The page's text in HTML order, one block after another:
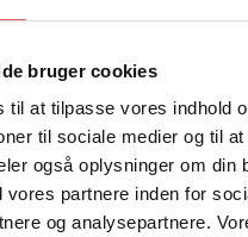
bruger cookies
til at tilpasse vores indhold
til sociale medier og til
også oplysninger om din
vores partnere inden for
og analysepartnere.
produkter.
SKOVVOGN IB1200